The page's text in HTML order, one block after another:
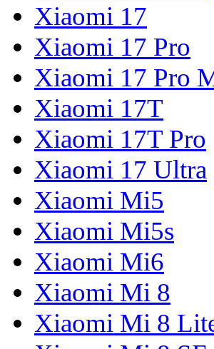
Xiaomi 17
Xiaomi 17 Pro
Xiaomi 17 Pro
Xiaomi 17T
Xiaomi 17T Pro
Xiaomi 17 Ultra
Xiaomi Mi5
Xiaomi Mi5s
Xiaomi Mi6
Xiaomi Mi 8
Xiaomi Mi 8